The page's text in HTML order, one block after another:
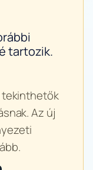
tartozik.
Az új